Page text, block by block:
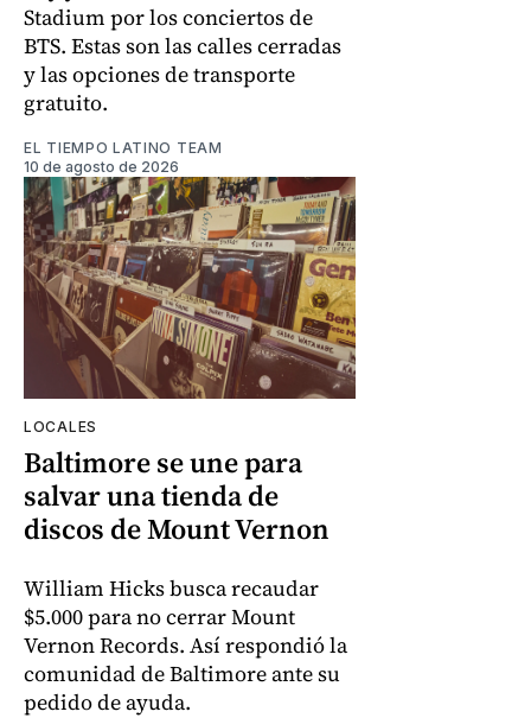
Stadium por los conciertos de
BTS. Estas son las calles cerradas
y las opciones de transporte
gratuito.
EL TIEMPO LATINO TEAM
10 de agosto de 2026
LOCALES
Baltimore se une para
salvar una tienda de
discos de Mount Vernon
William Hicks busca recaudar
$5.000 para no cerrar Mount
Vernon Records. Así respondió la
comunidad de Baltimore ante su
pedido de ayuda.